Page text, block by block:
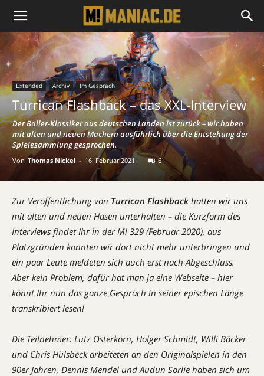
Extended Archiv Im Gespräch
Turrican Flashback – das XXL-Interview
Der Baller-Klassiker aus deutschen Landen ist zurück – wir haben
mit alten und neuen Machern ausführlich über die Entstehung der
Spielesammlung gesprochen.
Von Thomas Nickel - 16. Februar 2021 6
Zur Veröffentlichung von Turrican Flashback hatten wir uns
mit alten und neuen Hasen unterhalten – die Kurzform des
Interviews findet Ihr in der M! 329 (Februar 2020), aus
Platzgründen konnten wir dort nicht mehr unterbringen und
ein paar Leute meldeten sich auch erst nach Abgeschluss.
Aber kein Problem, dafür hat man ja eine Webseite – hier
könnt Ihr nun das ganze Gespräch in seiner epischen Länge
transkribiert lesen!
Die Teilnehmer: Lutz Osterkorn, Holger Schmidt, Willi Bäcker
und Chris Hülsbeck arbeiteten an den Originalspielen in den
90er Jahren, Dennis Mendel und Audun Sorlie haben sich um